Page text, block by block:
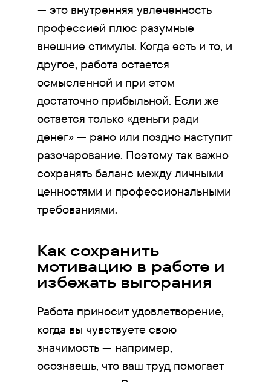
— это внутренняя увлеченность
профессией плюс разумные
внешние стимулы. Когда есть и то, и
другое, работа остается
осмысленной и при этом
достаточно прибыльной. Если же
остается только «деньги ради
денег» — рано или поздно наступит
разочарование. Поэтому так важно
сохранять баланс между личными
ценностями и профессиональными
требованиями.
Как сохранить
мотивацию в работе и
избежать выгорания
Работа приносит удовлетворение,
когда вы чувствуете свою
значимость — например,
осознаешь, что ваш труд помогает